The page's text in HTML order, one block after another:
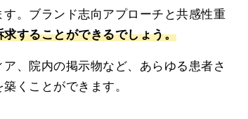
。ブランド志向アプローチと共感性重
することができるでしょう。
、院内の掲示物など、あらゆる患者さ
くことができます。